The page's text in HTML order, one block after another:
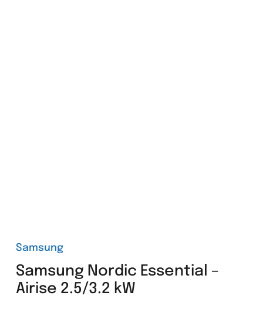
Samsung
Samsung Nordic Essential –
Airise 2.5/3.2 kW